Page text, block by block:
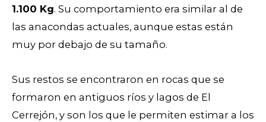
1.100 Kg. Su comportamiento era similar al de
las anacondas actuales, aunque estas están
muy por debajo de su tamaño.
Sus restos se encontraron en rocas que se
formaron en antiguos ríos y lagos de El
Cerrejón, y son los que le permiten estimar a los